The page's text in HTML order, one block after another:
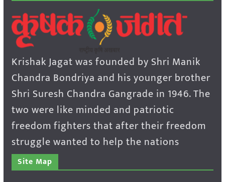
Krishak Jagat was founded by Shri Manik
Chandra Bondriya and his younger brother
Shri Suresh Chandra Gangrade in 1946. The
two were like minded and patriotic
freedom fighters that after their freedom
struggle wanted to help the nations
Site Map